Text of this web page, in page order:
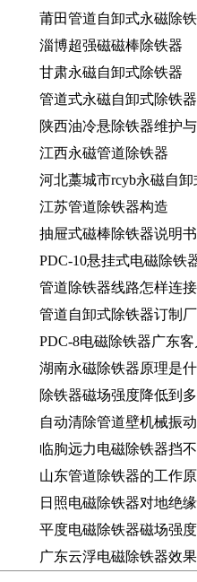
莆田管道自卸式永磁除
淄博超强磁磁棒除铁器
甘肃永磁自卸式除铁器
管道式永磁自卸式除铁器
陕西油冷悬除铁器维护
江西永磁管道除铁器
河北藁城市rcyb永磁自卸
江苏管道除铁器构造
抽屉式磁棒除铁器说明书
PDC-10悬挂式电磁除铁
管道除铁器线路怎样连接
管道自卸式除铁器订制
湖南永磁除铁器原理是
除铁器磁场强度降低到
临朐远力电磁除铁器挡
山东管道除铁器的工作
日照电磁除铁器对地绝
平度电磁除铁器磁场强度